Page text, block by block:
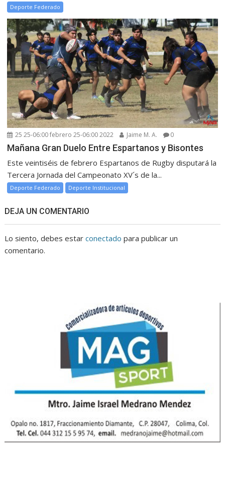
Deporte Federado
25 25-06:00 febrero 25-06:00 2022 Jaime M. A. 0
Mañana Gran Duelo Entre Espartanos y Bisontes
Este veintiséis de febrero Espartanos de Rugby disputará la
Tercera Jornada del Campeonato XV´s de la...
Deporte Federado Deporte Institucional
DEJA UN COMENTARIO
Lo siento, debes estarconectado para publicar un
comentario.